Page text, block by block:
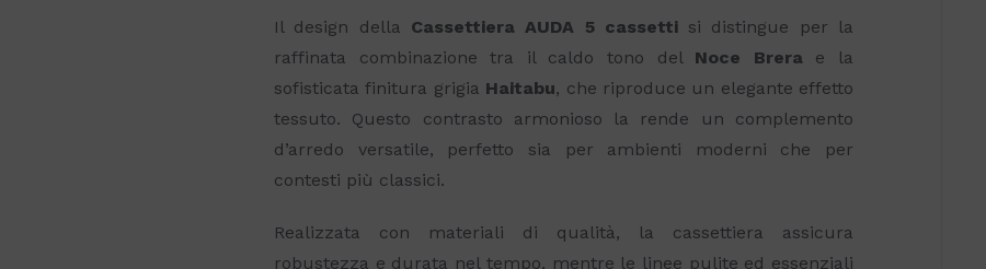
Il design della Cassettiera AUDA 5 cassettisi distingue per la
raffinata combinazione tra il caldo tono del Noce Brerae la
sofisticata finitura grigia Haitabu, che riproduce un elegante effetto
tessuto. Questo contrasto armonioso la rende un complemento
d’arredo versatile, perfetto sia per ambienti moderni che per
contesti più classici.
Realizzata con materiali di qualità, la cassettiera assicura
robustezza e durata nel tempo, mentre le linee pulite ed essenziali